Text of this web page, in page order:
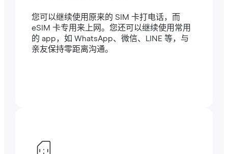
您可以继续使用原来的 SIM 卡打电话，而
eSIM 卡专用来上网。您还可以继续使用常用
的 app，如 WhatsApp、微信、LINE 等，与
亲友保持零距离沟通。